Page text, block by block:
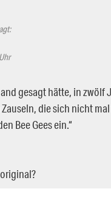
gesagt hätte, in
die sich nicht
Bee Gees ein.“